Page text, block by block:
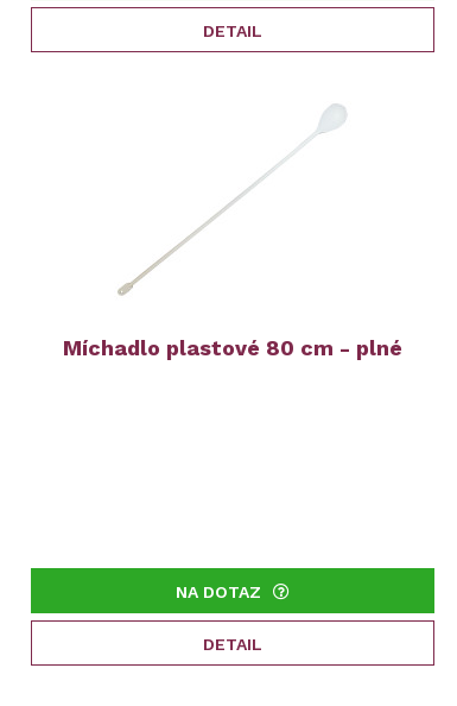
DETAIL
Míchadlo plastové 80 cm - plné
NA DOTAZ
DETAIL